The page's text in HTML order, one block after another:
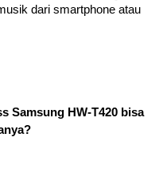
dari smartphone atau
Samsung HW-T420 bisa